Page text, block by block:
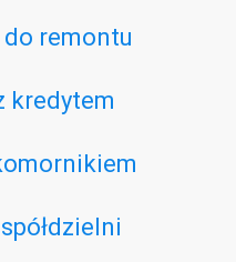
remontu
kredytem